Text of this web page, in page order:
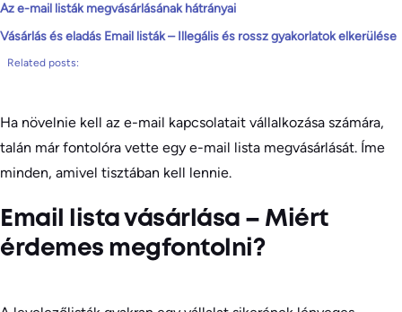
Az e-mail listák megvásárlásának hátrányai
Vásárlás és eladás Email listák – Illegális és rossz gyakorlatok elkerülése
Related posts:
Ha növelnie kell az e-mail kapcsolatait vállalkozása számára,
talán már fontolóra vette egy e-mail lista megvásárlását. Íme
minden, amivel tisztában kell lennie.
Email lista vásárlása – Miért
érdemes megfontolni?